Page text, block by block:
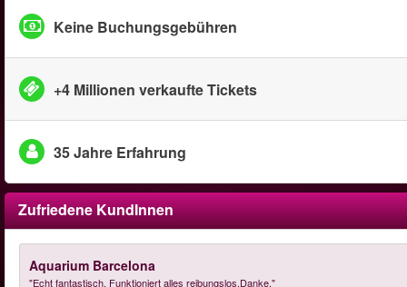
Keine Buchungsgebühren
+4 Millionen verkaufte Tickets
35 Jahre Erfahrung
Zufriedene KundInnen
Aquarium Barcelona
"Echt fantastisch. Funktioniert alles reibungslos.Danke."